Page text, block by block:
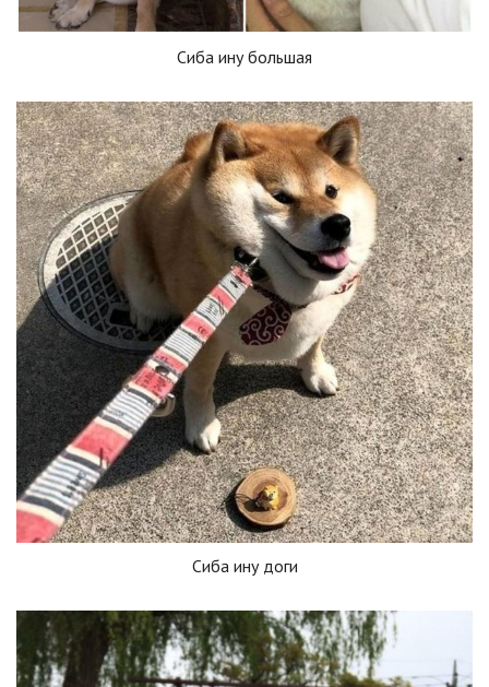
Сиба ину большая
Сиба ину доги